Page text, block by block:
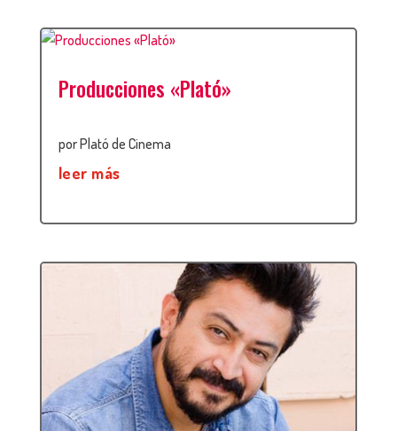
Producciones «Plató»
porPlató de Cinema
leer más